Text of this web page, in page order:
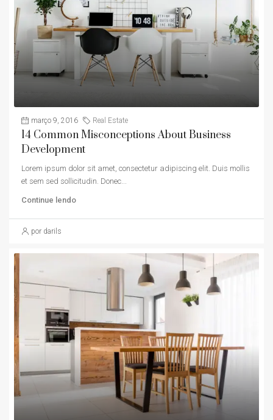
março 9, 2016 Real Estate
14 Common Misconceptions About Business
Development
Lorem ipsum dolor sit amet, consectetur adipiscing elit. Duis mollis
et sem sed sollicitudin. Donec...
Continue lendo
por darils